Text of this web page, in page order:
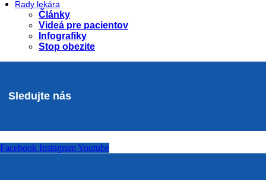
Rady lekára
Články
Videá pre pacientov
Infografiky
Stop obezite
Sledujte nás
Facebook Instagram Youtube